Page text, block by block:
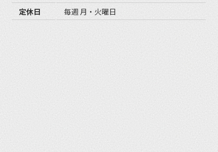
定休日
毎週 月・火曜日